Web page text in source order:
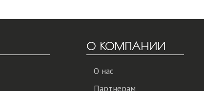
О КОМПАНИИ
О нас
Партнерам